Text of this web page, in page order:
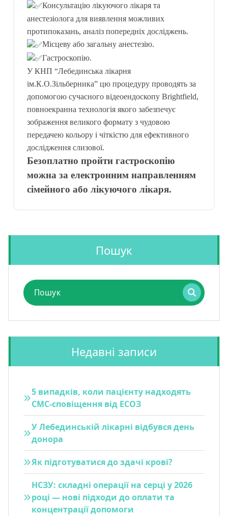
Консультацію лікуючого лікаря та
анестезіолога для виявлення можливих
протипоказань, аналіз попередніх досліджень.
Місцеву або загальну анестезію.
Гастроскопію.
У КНП “Лебединська лікарня
ім.К.О.Зільберника” цю процедуру проводять за
допомогою сучасного відеоендоскопу Brightfield,
повноекранна технологія якого забезпечує
зображення великого формату з чудовою
передачею кольору і чіткістю для ефективного
дослідження слизової.
Безоплатно пройти гастроскопію
можна за електронним направленням
сімейного або лікуючого лікаря.
Пошук
Пошук
для:
Недавні записи
5 випадків, коли пацієнту надходять
СМС-сповіщення від ЕСОЗ
У Лебединській лікарні відбувся день
донора
Як підготуватися до здачі крові?
НСЗУ: складні операції на серці у 2026
році — нові підходи до оплати та
концентрації допомоги